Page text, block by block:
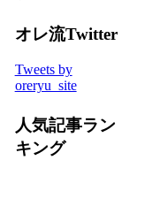
オレ流Twitter
Tweets by
oreryu_site
人気記事ラン
キング